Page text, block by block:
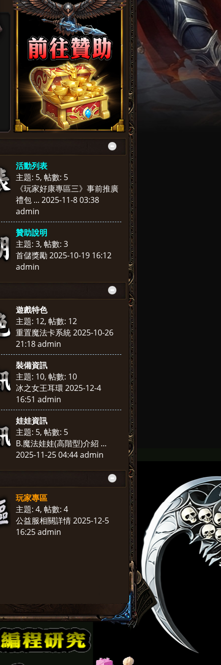
活動列表
主題: 5, 帖數: 5
《玩家好康專區三》事前推廣
禮包 ... 2025-11-8 03:38
admin
贊助說明
主題: 3, 帖數: 3
首儲獎勵2025-10-19 16:12
admin
遊戲特色
主題: 12, 帖數: 12
重置魔法卡系統2025-10-26
21:18admin
裝備資訊
主題: 10, 帖數: 10
冰之女王耳環 2025-12-4
16:51 admin
娃娃資訊
主題: 5, 帖數: 5
B.魔法娃娃(高階型)介紹 ...
2025-11-25 04:44admin
玩家專區
主題: 4, 帖數: 4
公益服相關詳情2025-12-5
16:25admin